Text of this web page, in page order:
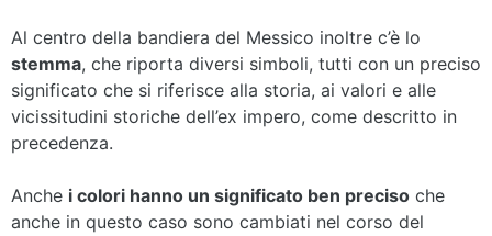
Al centro della bandiera del Messico inoltre c’è lo
stemma, che riporta diversi simboli, tutti con un preciso
significato che si riferisce alla storia, ai valori e alle
vicissitudini storiche dell’ex impero, come descritto in
precedenza.
Anche i colori hanno un significato ben preciso che
anche in questo caso sono cambiati nel corso del